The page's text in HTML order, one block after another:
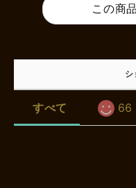
この商
シ
すべて 66